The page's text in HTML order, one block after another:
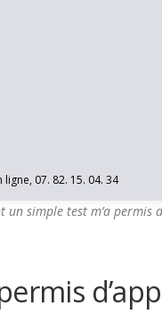
ligne, 07. 82. 15. 04. 34
un simple test m’a permis